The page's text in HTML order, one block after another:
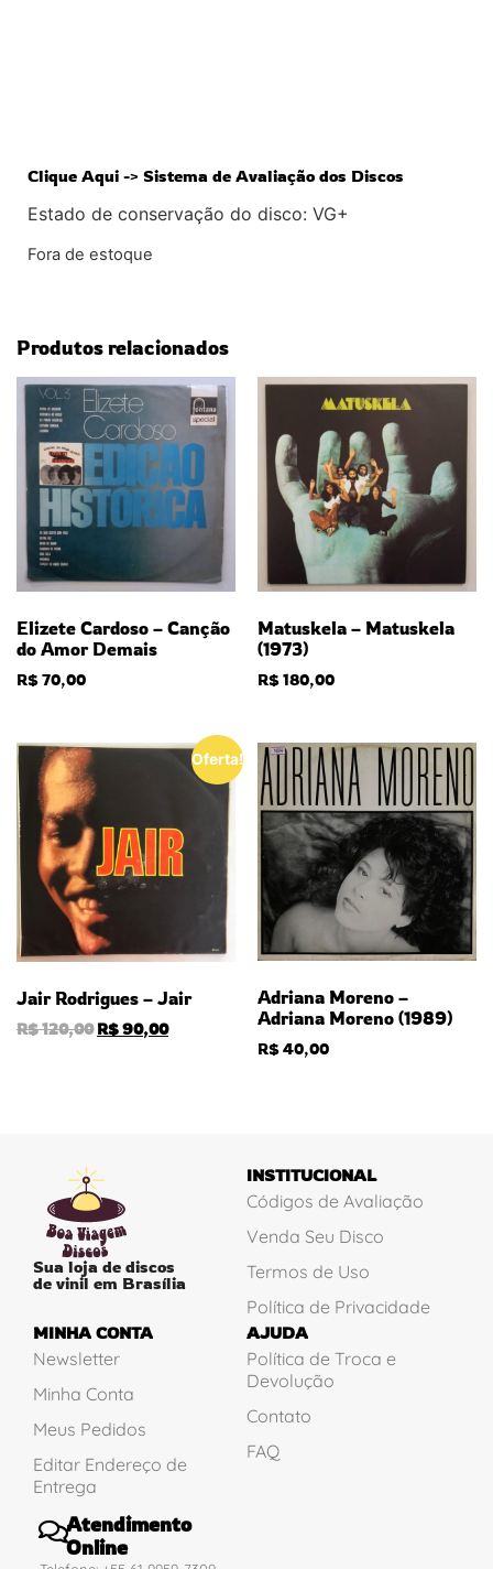
Clique Aqui -> Sistema de Avaliação dos Discos
Estado de conservação do disco: VG+
Fora de estoque
Produtos relacionados
Elizete Cardoso – Canção
do Amor Demais
R$70,00
Matuskela – Matuskela
(1973)
R$180,00
Oferta!
Jair Rodrigues – Jair
R$120,00R$90,00
Adriana Moreno –
Adriana Moreno (1989)
R$40,00
Sua loja de discos
de vinil em Brasília
INSTITUCIONAL
Códigos de Avaliação
Venda Seu Disco
Termos de Uso
Política de Privacidade
MINHA CONTA
Newsletter
Minha Conta
Meus Pedidos
Editar Endereço de
Entrega
AJUDA
Política de Troca e
Devolução
Contato
FAQ
Atendimento
Online